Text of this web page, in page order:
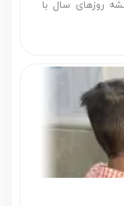
روزهای سال با